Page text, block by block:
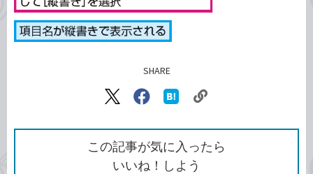
SHARE
X（旧
で
シ
ェ
ア
Facebook
シ
ェ
ア
な
ブ
ッ
ク
ク
を
コ
この記事が気に入ったら
いいね！しよう